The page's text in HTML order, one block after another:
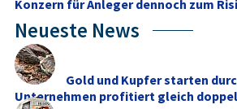
Konzern für Anleger dennoch zum
Neueste News
Gold und Kupfer starten
Unternehmen profitiert gleich